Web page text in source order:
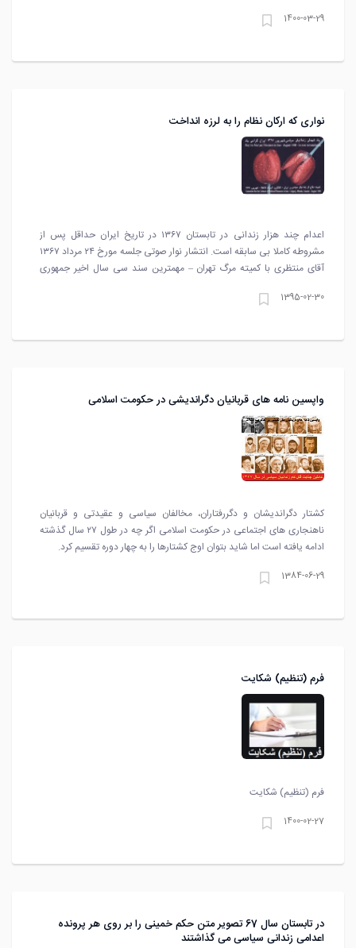
1400-03-29
نواری که ارکان نظام را به لرزه انداخت
اعدام چند هزار زندانی در تابستان ۱۳۶۷ در تاریخ ایران حداقل پس از
مشروطه کاملا بی سابقه است. انتشار نوار صوتی جلسه مورخ ۲۴ مرداد ۱۳۶۷
آقای منتظری با کمیته مرگ تهران – مهمترین سند سی سال اخیر جمهوری
1395-02-30
واپسين نامه های قربانيان دگرانديشی در حکومت اسلامی
کشتار دگرانديشان و دگررفتاران، مخالفان سياسی و عقيدتی و قربانيان
ناهنجاری های اجتماعی در حکومت اسلامی اگر چه در طول ۲۷ سال گذشته
ادامه يافته است اما شايد بتوان اوج کشتارها را به چهار دوره تقسيم کرد.
1384-06-29
فرم (تنظيم) شکايت
فرم (تنظيم) شکايت
1400-02-27
در تابستان سال 67 تصویر متن حکم خمینی را بر روی هر پرونده
اعدامی زندانی سیاسی می گذاشتند